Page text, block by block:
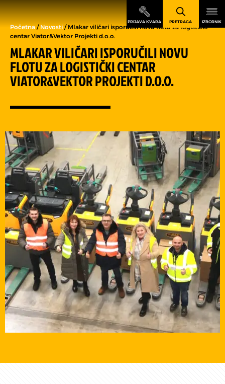
Početna / Novosti / Mlakar viličari isporučili novu flotu za logistički
centar Viator&Vektor Projekti d.o.o.
MLAKAR VILIČARI ISPORUČILI NOVU
FLOTU ZA LOGISTIČKI CENTAR
VIATOR&VEKTOR PROJEKTI D.O.O.